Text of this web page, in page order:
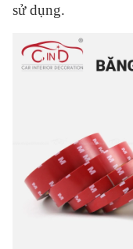
sử dụng.